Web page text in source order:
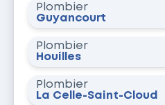
Plombier
Guyancourt
Plombier
Houilles
Plombier
La Celle-Saint-Cloud